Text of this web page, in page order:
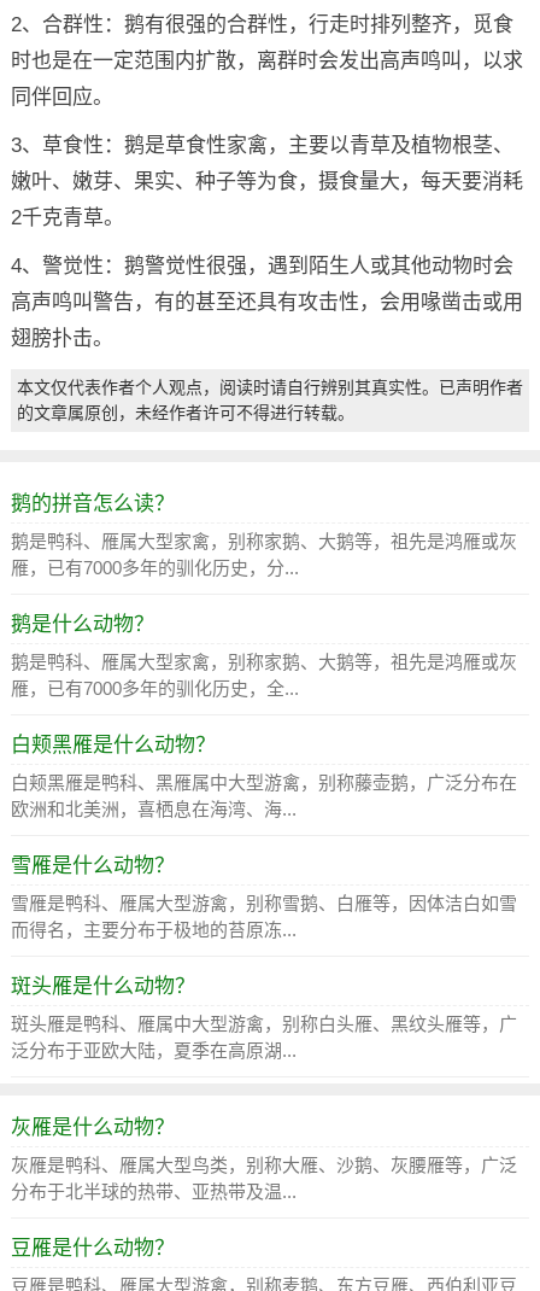
2、合群性：鹅有很强的合群性，行走时排列整齐，觅食
时也是在一定范围内扩散，离群时会发出高声鸣叫，以求
同伴回应。
3、草食性：鹅是草食性家禽，主要以青草及植物根茎、
嫩叶、嫩芽、果实、种子等为食，摄食量大，每天要消耗
2千克青草。
4、警觉性：鹅警觉性很强，遇到陌生人或其他动物时会
高声鸣叫警告，有的甚至还具有攻击性，会用喙凿击或用
翅膀扑击。
本文仅代表作者个人观点，阅读时请自行辨别其真实性。已声明作者
的文章属原创，未经作者许可不得进行转载。
鹅的拼音怎么读？
鹅是鸭科、雁属大型家禽，别称家鹅、大鹅等，祖先是鸿雁或灰
雁，已有7000多年的驯化历史，分...
鹅是什么动物？
鹅是鸭科、雁属大型家禽，别称家鹅、大鹅等，祖先是鸿雁或灰
雁，已有7000多年的驯化历史，全...
白颊黑雁是什么动物？
白颊黑雁是鸭科、黑雁属中大型游禽，别称藤壶鹅，广泛分布在
欧洲和北美洲，喜栖息在海湾、海...
雪雁是什么动物？
雪雁是鸭科、雁属大型游禽，别称雪鹅、白雁等，因体洁白如雪
而得名，主要分布于极地的苔原冻...
斑头雁是什么动物？
斑头雁是鸭科、雁属中大型游禽，别称白头雁、黑纹头雁等，广
泛分布于亚欧大陆，夏季在高原湖...
灰雁是什么动物？
灰雁是鸭科、雁属大型鸟类，别称大雁、沙鹅、灰腰雁等，广泛
分布于北半球的热带、亚热带及温...
豆雁是什么动物？
豆雁是鸭科、雁属大型游禽，别称麦鹅、东方豆雁、西伯利亚豆